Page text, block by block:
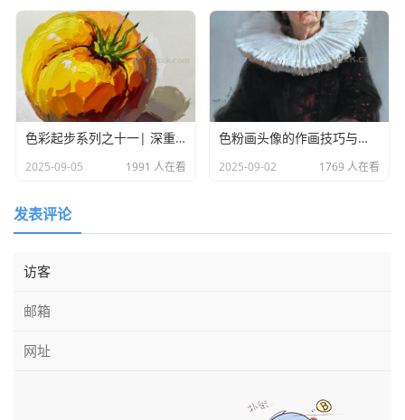
笔不能太碎。忽略整体的塑造就是瞎胡闹。
4、再有层次的过渡到暗部，5、之后用重色压住最重部位
（眼睛、眉毛、头发、鼻子、嘴巴）。五官在彩头上要做到
稳、准、快，稳就是握笔要拿稳，准就是颜色和结构位置要
准确，快就是画的时候要快，不能拖泥带水。五官的刻画，
就是表达的到位就好，不要深究太久，要知道考场上时间是
色彩起步系列之十一| 深重色与明亮色的过渡
2025-09-05 1991 人在看
色粉画头像的作画技巧与步骤
2025-09-02 1769 人在看
发表评论